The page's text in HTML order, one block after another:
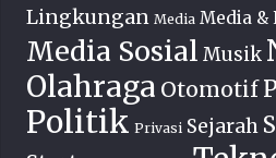
Lingkungan Media Media &
Media Sosial Musik
Olahraga Otomotif
Politik Privasi Sejarah